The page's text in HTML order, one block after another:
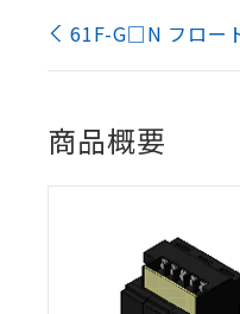
61F-G□N フロー
商品概要